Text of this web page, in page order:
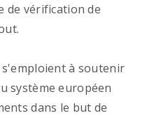
de vérification de
s'emploient à soutenir
système européen
dans le but de